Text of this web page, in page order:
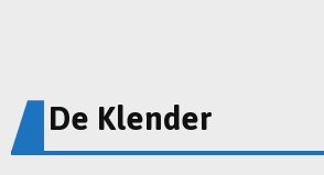
De Klender